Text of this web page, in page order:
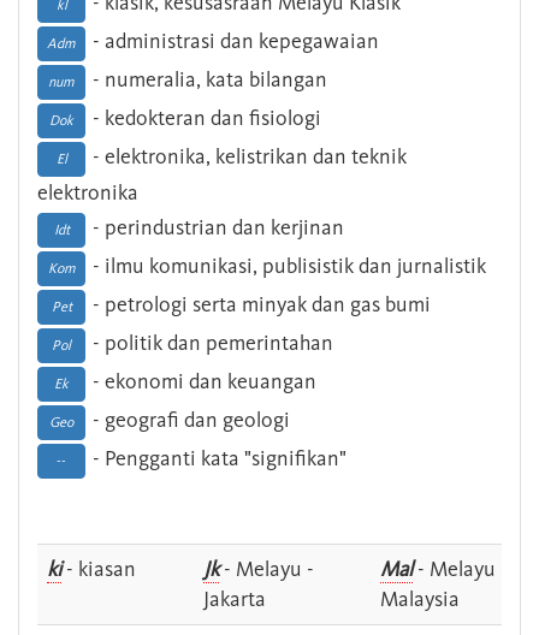
kl
Adm - administrasi dan kepegawaian
num - numeralia, kata bilangan
Dok - kedokteran dan fisiologi
El
- elektronika, kelistrikan dan teknik
elektronika
Idt - perindustrian dan kerjinan
Kom - ilmu komunikasi, publisistik dan jurnalistik
Pet - petrologi serta minyak dan gas bumi
Pol - politik dan pemerintahan
Ek - ekonomi dan keuangan
Geo - geografi dan geologi
-- - Pengganti kata "signifikan"
ki- kiasan Jk- Melayu -
Jakarta
Mal- Melayu -
Malaysia